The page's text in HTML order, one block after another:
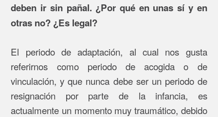
deben ir sin pañal. ¿Por qué en unas sí y en
otras no? ¿Es legal?
El periodo de adaptación, al cual nos gusta
referirnos como periodo de acogida o de
vinculación, y que nunca debe ser un periodo de
resignación por parte de la infancia, es
actualmente un momento muy traumático, debido